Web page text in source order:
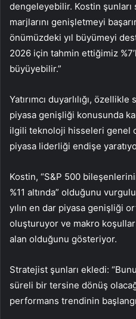
dengeleyebilir. Kostin
marjlarını genişletmeyi
önümüzdeki yıl büyümeyi
2026 için tahmin ettiğimiz
büyüyebilir.”
Yatırımcı duyarlılığı,
piyasa genişliği konusunda
ilgili teknoloji hisseleri genel
piyasa liderliği endişe
Kostin, “S&P 500
%11 altında” olduğunu
yılın en dar piyasa genişliği
oluşturuyor ve makro
alan olduğunu gösteriyor.
Stratejist şunları ekledi:
süreli bir tersine dönüş
performans trendinin